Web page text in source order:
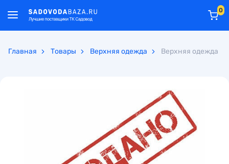
0
Главная Товары Верхняя одежда Верхняя одежда